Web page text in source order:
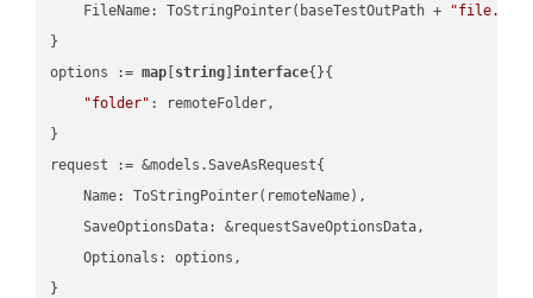
    FileName: ToStringPointer(baseTestOutPath +
"file.OTT"
}
options := map string ]interface{}{
"folder" : remoteFolder,
}
request := &models.SaveAsRequest{
    Name: ToStringPointer(remoteName),
    SaveOptionsData: &requestSaveOptionsData,
    Optionals: options,
}